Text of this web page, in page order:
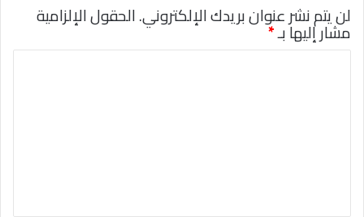
لن يتم نشر عنوان بريدك الإلكتروني.الحقول الإلزامية
مشار إليها بـ*